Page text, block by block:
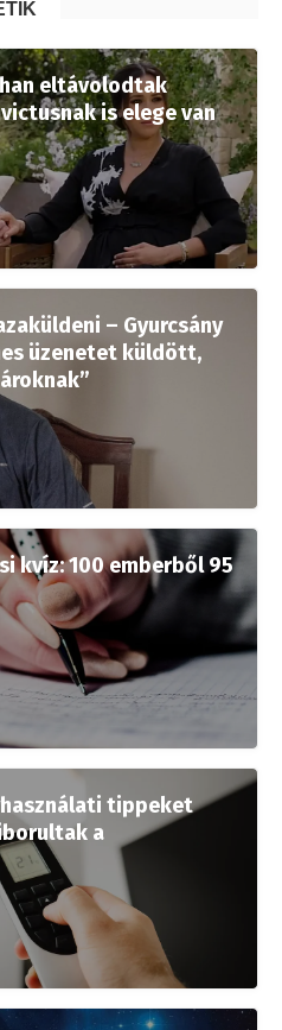
eltávolodtak
is elege van
– Gyurcsány
üzenetet küldött,
kvíz: 100 emberből 95
tippeket
a